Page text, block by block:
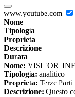
www.youtube.com
Nome
Tipologia
Proprieta
Descrizione
Durata
Nome:
Tipologia: analitico
Proprieta: Terze Parti
Descrizione: Questo